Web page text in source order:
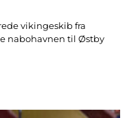
vikingeskib fra
nabohavnen til Østby